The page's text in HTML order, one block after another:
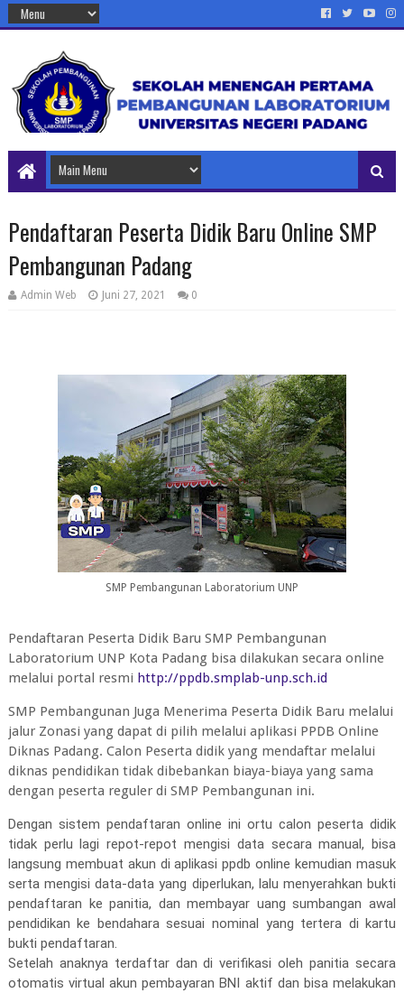
Pendaftaran Peserta Didik Baru Online SMP
Pembangunan Padang
Admin Web Juni 27, 2021 0
SMP Pembangunan Laboratorium UNP
Pendaftaran Peserta Didik Baru SMP Pembangunan
Laboratorium UNP Kota Padang bisa dilakukan secara online
melalui portal resmi http://ppdb.smplab-unp.sch.id
SMP Pembangunan Juga Menerima Peserta Didik Baru melalui
jalur Zonasi yang dapat di pilih melalui aplikasi PPDB Online
Diknas Padang. Calon Peserta didik yang mendaftar melalui
diknas pendidikan tidak dibebankan biaya-biaya yang sama
dengan peserta reguler di SMP Pembangunan ini.
Dengan sistem pendaftaran online ini ortu calon peserta didik
tidak perlu lagi repot-repot mengisi data secara manual, bisa
langsung membuat akun di aplikasi ppdb online kemudian masuk
serta mengisi data-data yang diperlukan, lalu menyerahkan bukti
pendaftaran ke panitia, dan membayar uang sumbangan awal
pendidikan ke bendahara sesuai nominal yang tertera di kartu
bukti pendaftaran.
Setelah anaknya terdaftar dan di verifikasi oleh panitia secara
otomatis virtual akun pembayaran BNI aktif dan bisa melakukan